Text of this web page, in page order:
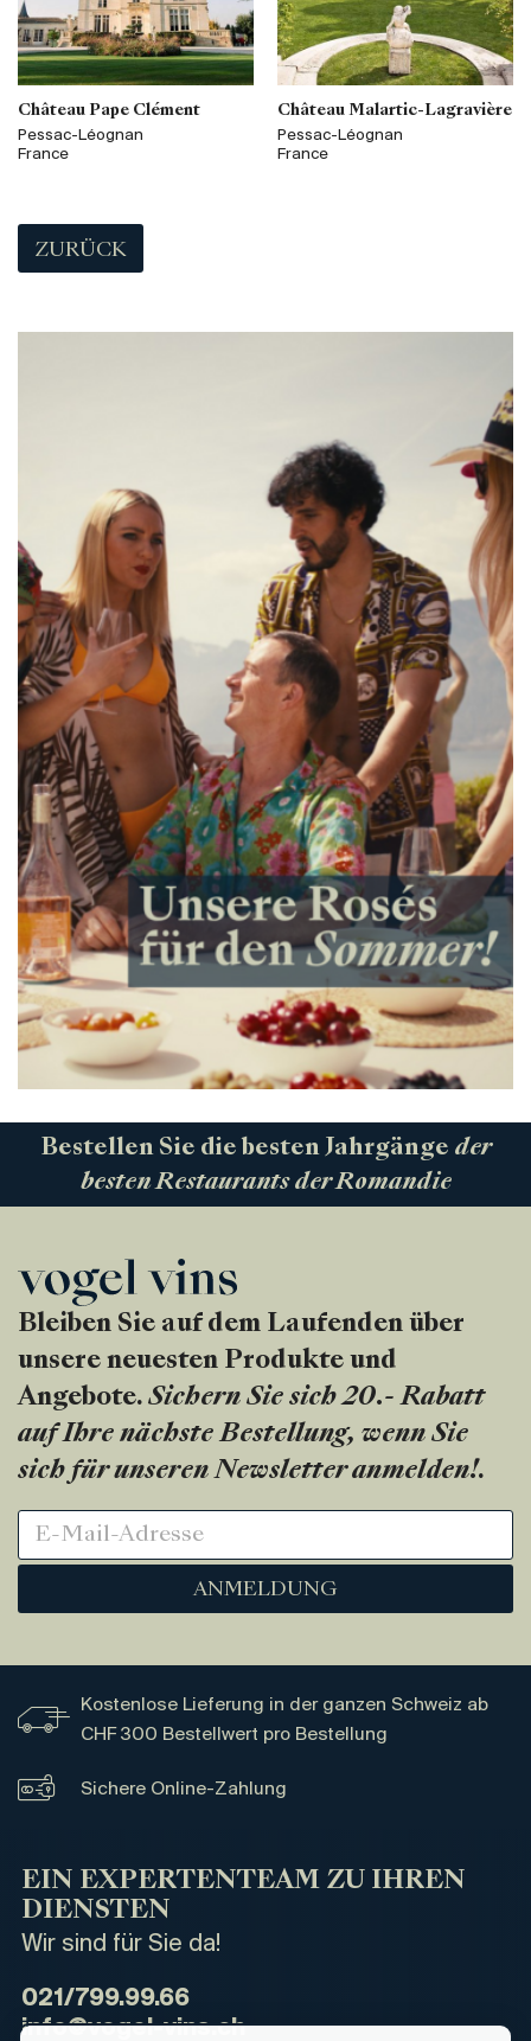
Château Pape Clément
Pessac-Léognan
France
Château Malartic-Lagravière
Pessac-Léognan
France
ZURÜCK
Bestellen Sie die besten Jahrgänge der
besten Restaurants der Romandie
Bleiben Sie auf dem Laufenden über
unsere neuesten Produkte und
Angebote. Sichern Sie sich 20.- Rabatt
auf Ihre nächste Bestellung, wenn Sie
sich für unseren Newsletter anmelden!.
ANMELDUNG
Kostenlose Lieferung in der ganzen Schweiz ab
CHF 300 Bestellwert pro Bestellung
Sichere Online-Zahlung
EIN EXPERTENTEAM ZU IHREN
DIENSTEN
Wir sind für Sie da!
021/799.99.66
info@vogel-vins.ch